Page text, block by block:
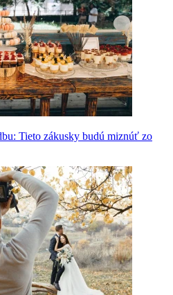
Tieto zákusky budú miznúť zo